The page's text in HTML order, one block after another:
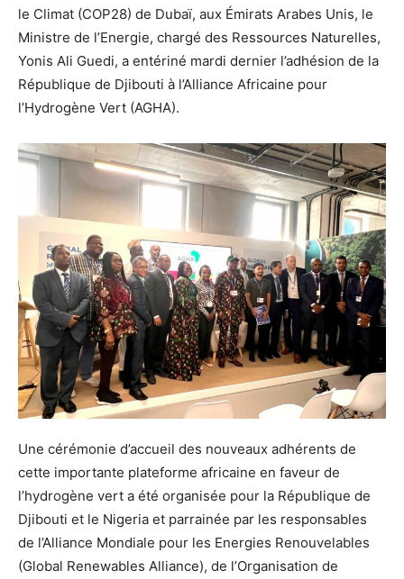
le Climat (COP28) de Dubaï, aux Émirats Arabes Unis, le
Ministre de l’Energie, chargé des Ressources Naturelles,
Yonis Ali Guedi, a entériné mardi dernier l’adhésion de la
République de Djibouti à l’Alliance Africaine pour
l’Hydrogène Vert (AGHA).
Une cérémonie d’accueil des nouveaux adhérents de
cette importante plateforme africaine en faveur de
l’hydrogène vert a été organisée pour la République de
Djibouti et le Nigeria et parrainée par les responsables
de l’Alliance Mondiale pour les Energies Renouvelables
(Global Renewables Alliance), de l’Organisation de